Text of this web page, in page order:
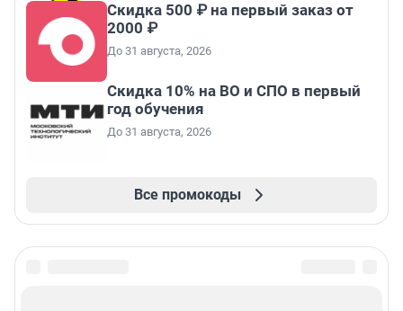
Скидка 500 ₽ на первый заказ от
2000 ₽
До 31 августа, 2026
Скидка 10% на ВО и СПО в первый
год обучения
До 31 августа, 2026
Все промокоды